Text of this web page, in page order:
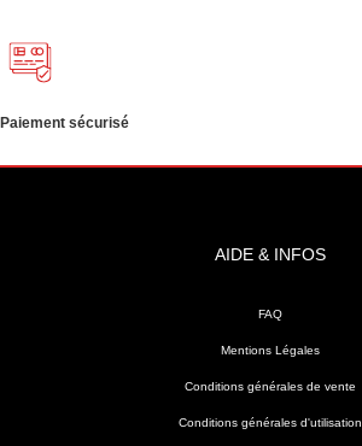
Paiement sécurisé
AIDE & INFOS
FAQ
Mentions Légales
Conditions générales de vente
Conditions générales d'utilisation